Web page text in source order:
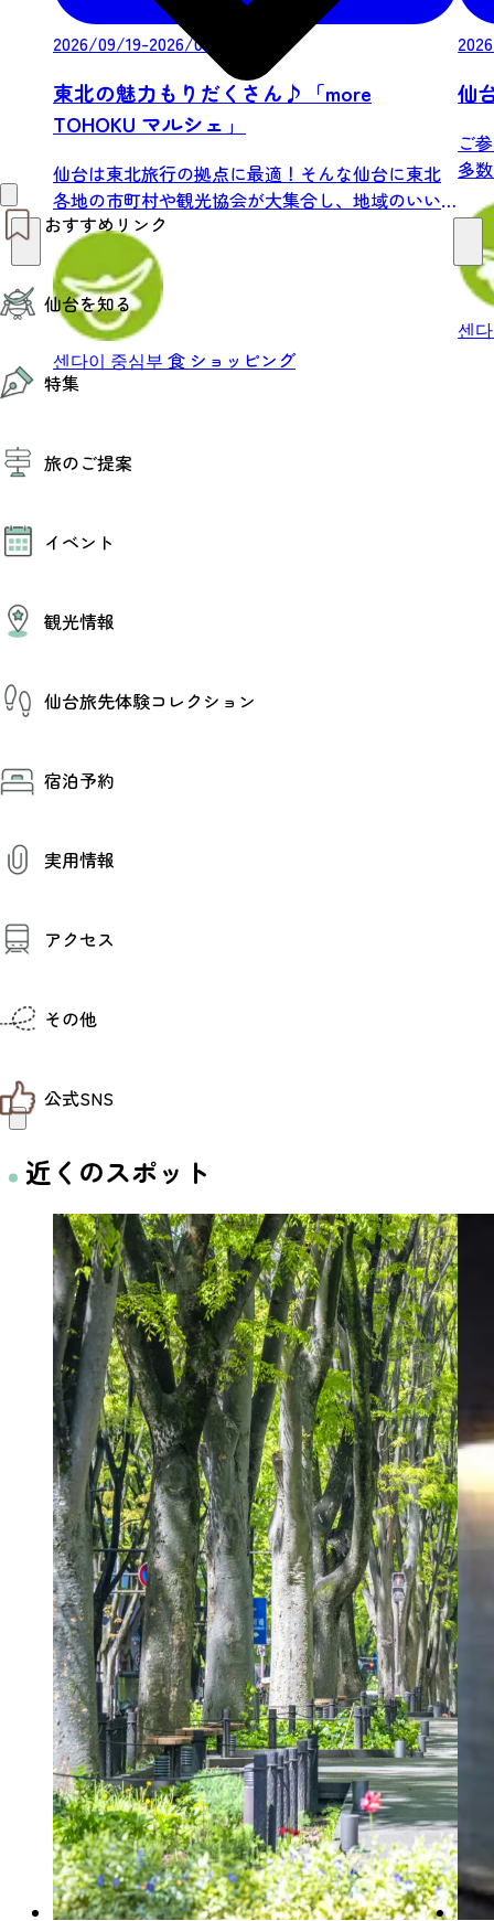
おすすめリンク
仙台夜時間
モデルコース
エリアガイド
お知らせ
お得なチケット
仙台を知る
仙台の魅力
エリアガイド
仙台から行く東北周遊旅
伝統的工芸品
特集
夜時間トピックス
旅のご提案
AIおまかせコース
イベント
その他イベント情報（音楽・展示会）
観光情報
温泉
プロスポーツチーム・プロオーケストラ
仙台の銘品
仙台観光マップ
仙台旅先体験コレクション
体験プログラム検索（予約）
体験事業者
宿泊予約
実用情報
お役立ち情報
アクセス
市内の交通情報
その他
お問い合わせ
せんだい旅日和とは
サイト利用規約
プライバシーポリシー
サイトマップ
仙臺写真館フォトギャラリー
公式SNS
せんだい旅日和 Instagram
仙台旅先体験コレクション Facebook
仙台旅先体験コレクション Instagaram
2026/09/19-2026/09/22
東北の魅力もりだくさん♪「more
TOHOKU マルシェ」
仙台は東北旅行の拠点に最適！そんな仙台に東北
各地の市町村や観光協会が大集合し、地域のいい
もの、...
센다이 중심부 食 ショッピング
仙
ご
多
센
近くのスポット